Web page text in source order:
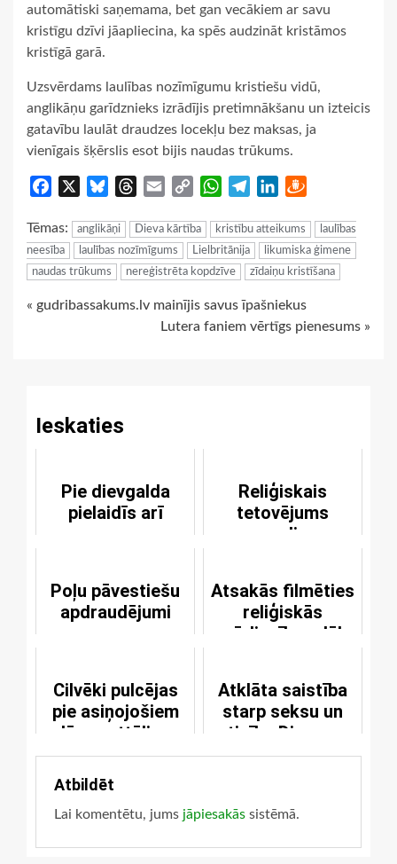
automātiski saņemama, bet gan vecākiem ar savu
kristīgu dzīvi jāapliecina, ka spēs audzināt kristāmos
kristīgā garā.
Uzsvērdams laulības nozīmīgumu kristiešu vidū,
anglikāņu garīdznieks izrādījis pretimnākšanu un izteicis
gatavību laulāt draudzes locekļu bez maksas, ja
vienīgais šķērslis esot bijis naudas trūkums.
Facebook BlueskyThreads
Email
Copy
WhatsApp
TelegramLinkedIn
Tēmas: anglikāņi Dieva kārtība kristību atteikums
laulības
neesība
laulības nozīmīgums Lielbritānija
likumiska ģimene
naudas trūkums
nereģistrēta kopdzīve zīdaiņu kristīšana
Continue
« gudribassakums.lv mainījis savus īpašniekus
Lutera faniem vērtīgs pienesums »
Ieskaties
Pie dievgalda
pielaidīs arī
Reliģiskais
tetovējums
nogalina
Poļu pāvestiešu
apdraudējumi
Atsakās filmēties
reliģiskās
pārliecības dēļ
Cilvēki pulcējas
pie asiņojošiem
Jēzus attēliem
Atklāta saistība
starp seksu un
ticību Dievam
Atbildēt
Lai komentētu, jums jāpiesakās sistēmā.